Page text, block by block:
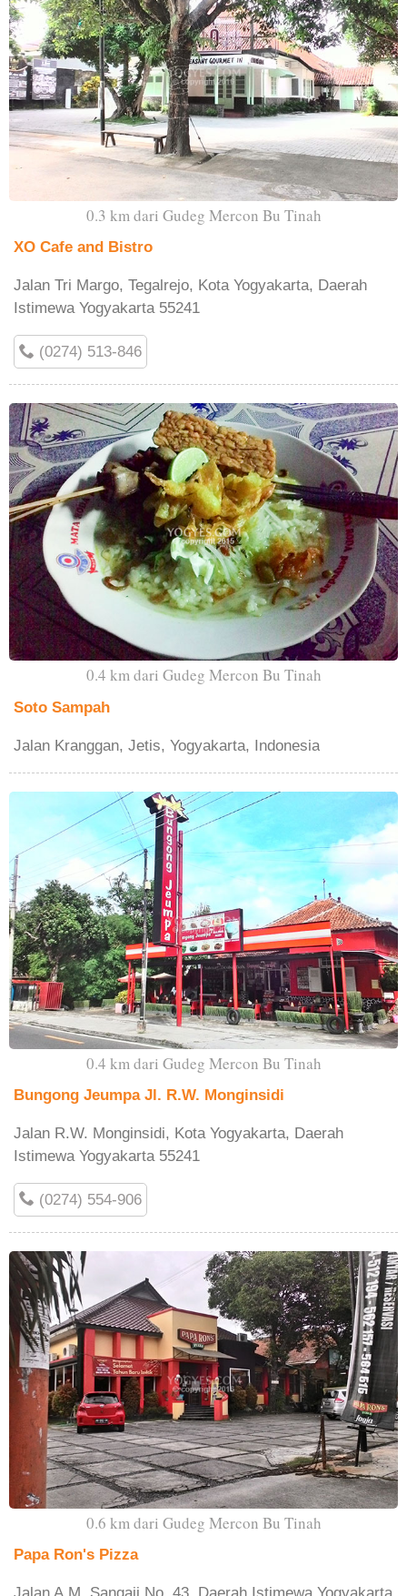
0.3 km dari Gudeg Mercon Bu Tinah
XO Cafe and Bistro
Jalan Tri Margo, Tegalrejo, Kota Yogyakarta, Daerah
Istimewa Yogyakarta 55241
(0274) 513-846
0.4 km dari Gudeg Mercon Bu Tinah
Soto Sampah
Jalan Kranggan, Jetis, Yogyakarta, Indonesia
0.4 km dari Gudeg Mercon Bu Tinah
Bungong Jeumpa Jl. R.W. Monginsidi
Jalan R.W. Monginsidi, Kota Yogyakarta, Daerah
Istimewa Yogyakarta 55241
(0274) 554-906
0.6 km dari Gudeg Mercon Bu Tinah
Papa Ron's Pizza